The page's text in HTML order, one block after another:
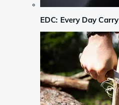
EDC: Every Day Carry